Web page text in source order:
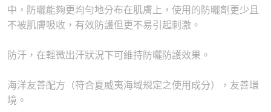
中，防曬能夠更均勻地分布在肌膚上，使用的防曬劑更少且
不被肌膚吸收，有效防護但更不易引起刺激。
防汗，在輕微出汗狀況下可維持防曬防護效果。
海洋友善配方（符合夏威夷海域規定之使用成分），友善環
境。